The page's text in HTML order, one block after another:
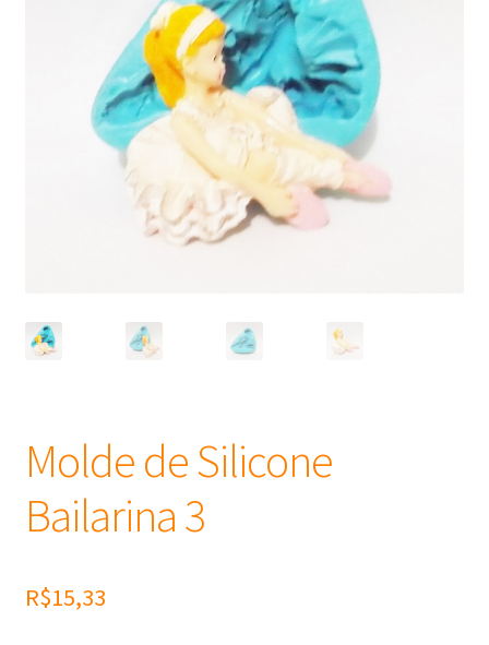
Matéria Prima
Corante, Pigmento e Óxido
Óleos
Molde de Silicone
Bailarina 3
R$15,33